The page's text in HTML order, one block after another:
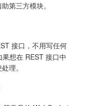
第三方模块。
接口，不用写任何
想在 REST 接口中
理。